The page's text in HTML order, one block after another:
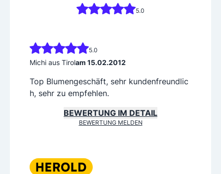
5.0
5.0
Michi aus Tirolam 15.02.2012
Top Blumengeschäft, sehr kundenfreundlic
h, sehr zu empfehlen.
BEWERTUNG IM DETAIL
BEWERTUNG MELDEN